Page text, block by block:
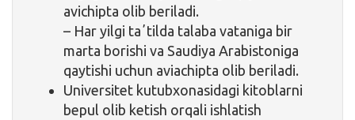
avichipta olib beriladi.
– Har yilgi taʼtilda talaba vataniga bir
marta borishi va Saudiya Arabistoniga
qaytishi uchun aviachipta olib beriladi.
Universitet kutubxonasidagi kitoblarni
bepul olib ketish orqali ishlatish